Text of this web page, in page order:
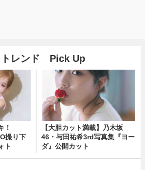
トレンド Pick Up
！
撮り下
ト
【大胆カット満載】乃木坂
46・与田祐希3rd写真集『ヨー
ダ』公開カット